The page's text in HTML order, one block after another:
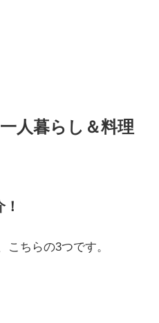
人暮らし＆料理
ちらの3つです。